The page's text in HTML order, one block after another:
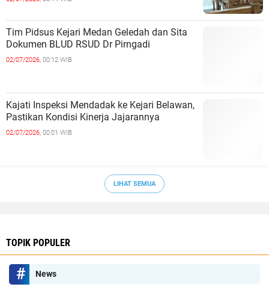
Tim Pidsus Kejari Medan Geledah dan Sita
Dokumen BLUD RSUD Dr Pirngadi
02/07/2026, 00:12 WIB
Kajati Inspeksi Mendadak ke Kejari Belawan,
Pastikan Kondisi Kinerja Jajarannya
02/07/2026, 00:01 WIB
LIHAT SEMUA
TOPIK POPULER
News